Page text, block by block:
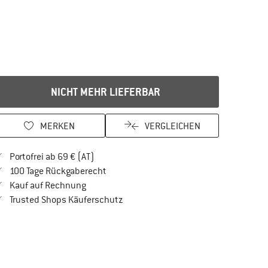
NICHT MEHR LIEFERBAR
MERKEN VERGLEICHEN
Portofrei ab 69 € (AT)
100 Tage RückgaberechtGehe hier zu den Rückgabe-Richtlinien
Kauf auf RechnungFinde die Zahlungs-Infos hier! Öffnet sich in
Trusted Shops KäuferschutzFinde alle Infos hier!